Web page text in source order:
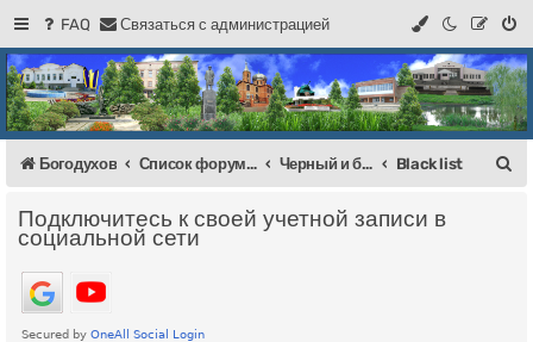
FAQ Связаться с администрацией
Регистрация
Форум Богодухова
Богодухов
Богодухов Список форумов Черный и белый список Богоодухов + Флуд Black list
Подключитесь к своей учетной записи в
социальной сети